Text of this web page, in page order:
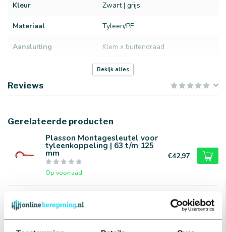
Kleur Zwart | grijs
Materiaal Tyleen/PE
Aansluiting Klem x buitendraad
Plasson
Bekijk alles
Reviews
Gerelateerde producten
Plasson Montagesleutel voor
tyleenkoppeling | 63 t/m 125
mm
Op voorraad
€42,97
Bonfix
€2,28